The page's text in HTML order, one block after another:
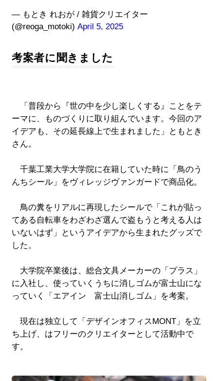
— もとき れおが / 雑貨クリエイター
(@reoga_motoki) April 5, 2025
考案者に聞きました
「普段から『世の中を少し楽しくする』ことをテ
ーマに、ものづくりに取り組んでいます。今回のア
イデアも、その延長線上で生まれました」ともとき
さん。
千葉工業大学大学院に在籍していた時に「鳥のう
んちシール」をヴィレッジヴァンガードで商品化。
鳥の糞をリアルに再現したシールで「これが貼っ
てある自転車をわざわざ選んで盗もうと考える人は
いないはず」というアイデアから生まれたグッズで
した。
大学院卒業後は、総合文具メーカーの「プラス」
に入社し、使っていくうちに消しゴムが富士山にな
っていく「エアイン 富士山消しゴム」を考案。
現在は独立して「デザインオフィスMONT」を立
ち上げ、はフリーのクリエイターとして活動中で
す。